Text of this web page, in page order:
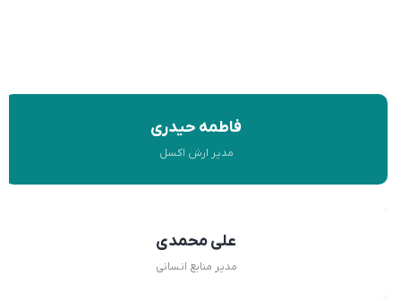
فاطمه حیدری
مدیر ارش اکسل
علی محمدی
مدیر منابع انسانی